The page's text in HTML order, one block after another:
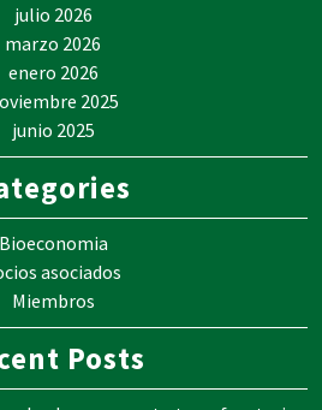
julio 2026
marzo 2026
enero 2026
2025
junio 2025
Bioeconomia
asociados
Miembros
Posts